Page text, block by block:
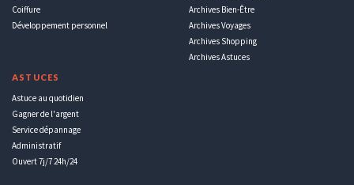
Coiffure
Développement personnel
ASTUCES
Astuce au quotidien
Gagner de l'argent
Service dépannage
Administratif
Ouvert 7j/7 24h/24
Archives Bien-Être
Archives Voyages
Archives Shopping
Archives Astuces